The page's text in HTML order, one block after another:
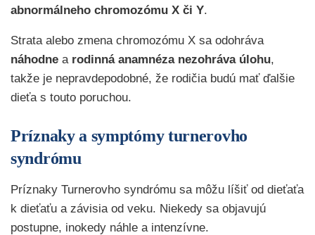
abnormálneho chromozómu X či Y.
Strata alebo zmena chromozómu X sa odohráva
náhodne a rodinná anamnéza nezohráva úlohu,
takže je nepravdepodobné, že rodičia budú mať ďalšie
dieťa s touto poruchou.
Príznaky a symptómy turnerovho
syndrómu
Príznaky Turnerovho syndrómu sa môžu líšiť od dieťaťa
k dieťaťu a závisia od veku. Niekedy sa objavujú
postupne, inokedy náhle a intenzívne.